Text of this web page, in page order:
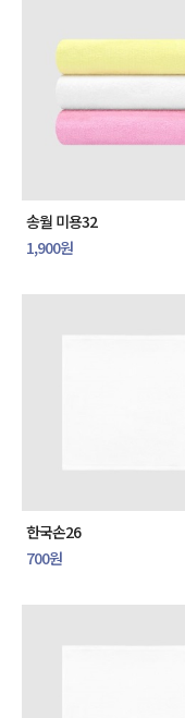
송월 미용32
1,900원
한국손26
700원